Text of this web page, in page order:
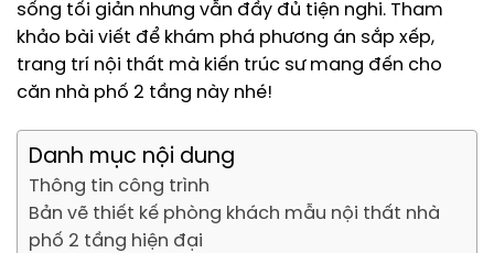
sống tối giản nhưng vẫn đầy đủ tiện nghi. Tham
khảo bài viết để khám phá phương án sắp xếp,
trang trí nội thất mà kiến trúc sư mang đến cho
căn nhà phố 2 tầng này nhé!
Danh mục nội dung
Thông tin công trình
Bản vẽ thiết kế phòng khách mẫu nội thất nhà
phố 2 tầng hiện đại